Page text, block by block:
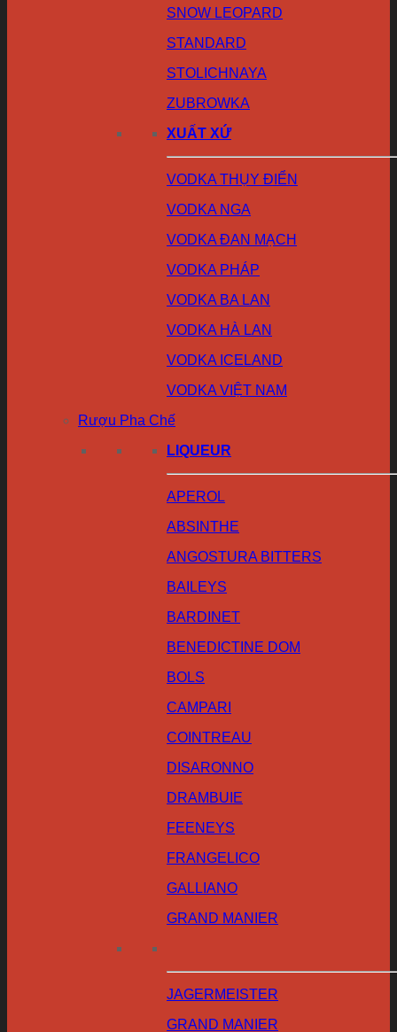
SNOW LEOPARD
STANDARD
STOLICHNAYA
ZUBROWKA
XUẤT XỨ
VODKA THỤY ĐIỂN
VODKA NGA
VODKA ĐAN MẠCH
VODKA PHÁP
VODKA BA LAN
VODKA HÀ LAN
VODKA ICELAND
VODKA VIỆT NAM
Rượu Pha Chế
LIQUEUR
APEROL
ABSINTHE
ANGOSTURA BITTERS
BAILEYS
BARDINET
BENEDICTINE DOM
BOLS
CAMPARI
COINTREAU
DISARONNO
DRAMBUIE
FEENEYS
FRANGELICO
GALLIANO
GRAND MANIER
JAGERMEISTER
GRAND MANIER